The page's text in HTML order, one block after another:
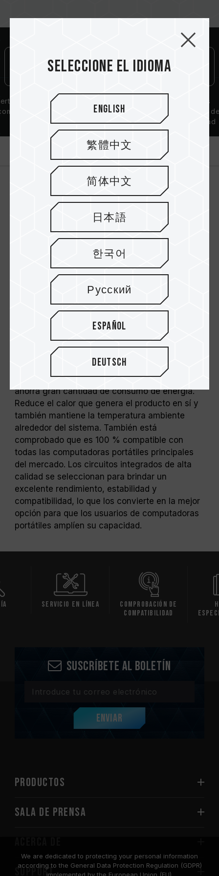
base pueden afectar a la frecuencia de
La frecuencia operativa final de la memoria
depende de la configuración del BIOS y de
procesador.
Si XMP 2.0 (Intel) no está activado, la
memoria funcionará con la frecuencia
predeterminada del SPD (estándar JEDEC),
como DDR4-2133/2400 o inferior. Esto es
normal y no indica un defecto del producto.
Para alcanzar frecuencias superiores, el
usuario debe activar manualmente XMP 2.0.
Algunas tarjetas madre pueden no alcanzar
la frecuencia indicada debido a las
características del sistema.
El overclocking (incluida la activación de
XMP 2.0) no está cubierto por el estándar
JEDEC y puede afectar la estabilidad del
sistema. Si se presentan fallos, restablezca
los valores predeterminados del BIOS.
La frecuencia indicada en el módulo
representa su capacidad máxima, pero no
todos los sistemas podrán alcanzarla.
Antes de realizar overclocking, asegúrese
de que su tarjeta madre y procesador sean
compatibles con XMP 2.0; de lo contrario, la
memoria podría no operar a la velocidad
Los módulos de memoria TEAMGROUP han
sido sometidos a pruebas bajo condiciones
de voltaje estándar. Para problemas
relacionados con el procesador o la tarjeta
madre, comuníquese con el soporte técnico
del fabricante correspondiente.
de
vida
Circuitos
integrados
alta calidad
Introducción
La calidad como principio
fundamental
La serie ELITE de TEAMGROUP lanza el nuevo
producto DDR4 SO-DIMM. Cumple con la
normativa internacional de JEDEC y el voltaje
de funcionamiento es de solo 1,2 V, lo que
ahorra gran cantidad de consumo de energía.
Reduce el calor que genera el producto en sí y
también mantiene la temperatura ambiente
alrededor del sistema. También está
comprobado que es 100 % compatible con
todas las computadoras portátiles principales
del mercado. Los circuitos integrados de alta
calidad se seleccionan para brindar un
excelente rendimiento, estabilidad y
compatibilidad, lo que los convierte en la mejor
opción para que los usuarios de computadoras
portátiles amplíen su capacidad.
Servicio en línea
Comprobación de
compatibilidad
Suscríbete al boletín
Enviar
PRODUCTOS
Sala de prensa
SUPPORT
Seleccione el idioma
English
繁體中文
简体中文
日本語
한국어
Русский
Español
Deutsch
We are dedicated to protecting your personal information
according to the General Data Protection Regulation (GDPR)